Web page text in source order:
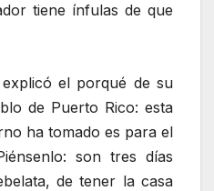
tiene ínfulas de que
el porqué de su
de Puerto Rico: esta
ha tomado es para el
son tres días
de tener la casa